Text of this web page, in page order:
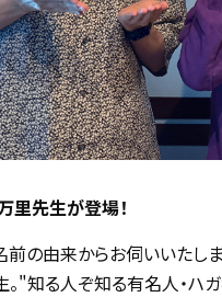
里先生が登場！
の由来からお伺いいたしま
"知る人ぞ知る有名人・